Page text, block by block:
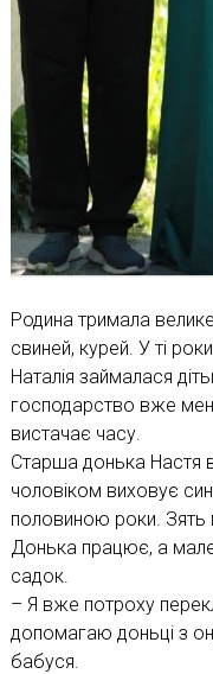
Родина тримала
свиней, курей. У ті
Наталія займалася
господарство вже
вистачає часу.
Старша донька Настя
чоловіком виховує
половиною роки. Зять
Донька працює, а
садок.
– Я вже потроху
допомагаю доньці з
бабуся.